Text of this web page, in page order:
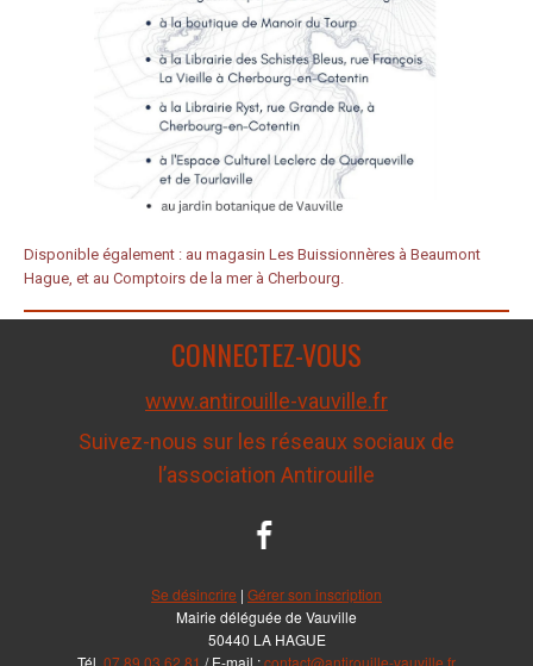
Disponible également : au magasin Les Buissionnères à Beaumont
Hague, et au Comptoirs de la mer à Cherbourg.
CONNECTEZ-VOUS
www.antirouille-vauville.fr
Suivez-nous sur les réseaux sociaux de
l’association Antirouille
Se désincrire | Gérer son inscription
Mairie déléguée de Vauville
50440 LA HAGUE
Tél. 07 89 03 62 81 / E-mail :contact@antirouille-vauville.fr